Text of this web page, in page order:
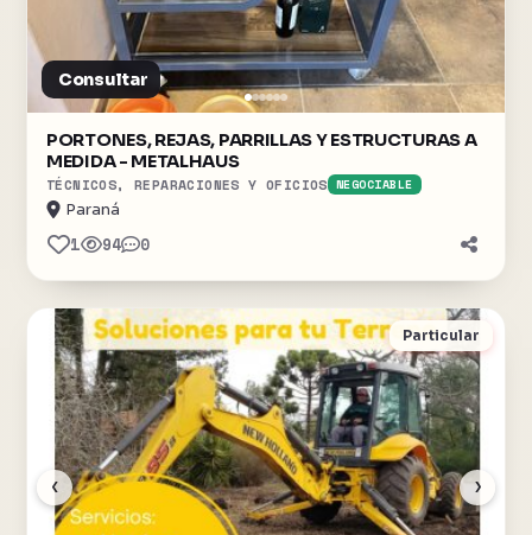
Consultar
PORTONES, REJAS, PARRILLAS Y ESTRUCTURAS A
MEDIDA - METALHAUS
TÉCNICOS, REPARACIONES Y OFICIOS NEGOCIABLE
Paraná
1 94 0
‹ ›
Particular